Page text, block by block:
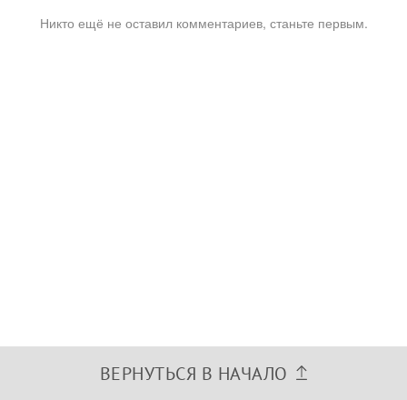
Никто ещё не оставил комментариев, станьте первым.
ВЕРНУТЬСЯ В НАЧАЛО